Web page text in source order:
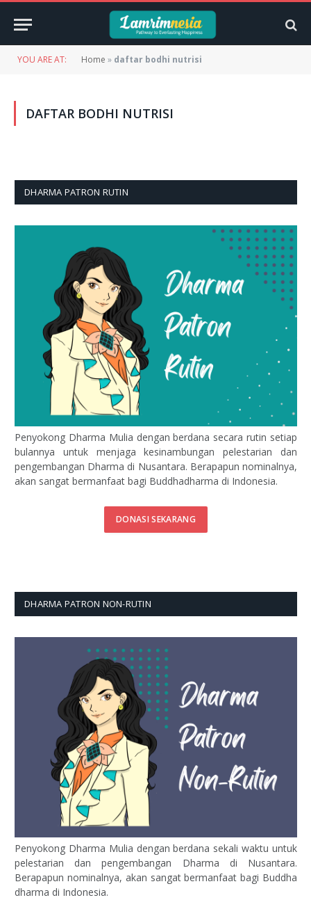
YOU ARE AT: Home » daftar bodhi nutrisi
DAFTAR BODHI NUTRISI
DHARMA PATRON RUTIN
Penyokong Dharma Mulia dengan berdana secara rutin setiap
bulannya untuk menjaga kesinambungan pelestarian dan
pengembangan Dharma di Nusantara. Berapapun nominalnya,
akan sangat bermanfaat bagi Buddhadharma di Indonesia.
DONASI SEKARANG
DHARMA PATRON NON-RUTIN
Penyokong Dharma Mulia dengan berdana sekali waktu untuk
pelestarian dan pengembangan Dharma di Nusantara.
Berapapun nominalnya, akan sangat bermanfaat bagi Buddha
dharma di Indonesia.